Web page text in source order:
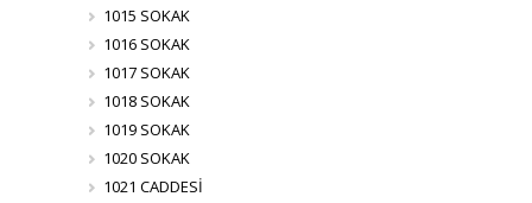
1015 SOKAK
1016 SOKAK
1017 SOKAK
1018 SOKAK
1019 SOKAK
1020 SOKAK
1021 CADDESİ